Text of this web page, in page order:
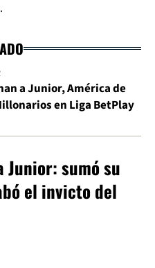
a Junior, América de
en Liga BetPlay
sumó su
el invicto del